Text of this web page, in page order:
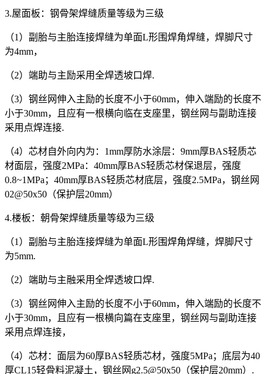
3.屋面板：钢骨架焊缝质量等级为三级
（1）副胎与主胎连接焊缝为单面L形围焊角焊缝，焊脚尺寸
为4mm，
（2）端助与主励采用全焊透坡口焊.
（3）钢丝网伸入主励的长度不小于60mm，伸入端励的长度不
小于30mm，且应有一根横向临在支座里，钢丝网与副助连接
采用点焊连接.
（4）芯材自外向内为：1mm厚防水涂层：9mm厚BAS轻质芯
材面层，强度2MPa：40mm厚BAS轻质芯材保退层，强度
0.8~1MPa；40mm厚BAS轻质芯材底层，强度2.5MPa，钢丝网
02@50x50（保护层20mm）
4.楼板：朝骨架焊缝质量等级为三级
（1）副胎与主胎连接焊缝为单面L形围焊角焊缝，焊脚尺寸
为5mm.
（2）端助与主融采用全焊透坡口焊.
（3）钢丝网伸入主励的长度不小于60mm，伸入端励的长度不
小于30mm，且应有一根横向篇在支座里，钢丝网与副助连接
采用点焊连接，
（4）芯材：面层为60厚BAS轻质芯材，强度5MPa；底层为40
厚CL15轻骨料泥凝土，钢丝网g2.5@50x50（保护层20mm）.